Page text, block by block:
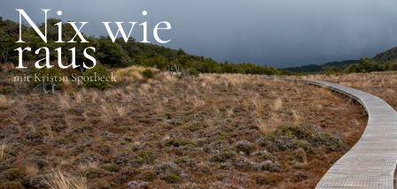
Nix wie
raus
mit Kristin Sporbeck
SCHLAGWÖRTER